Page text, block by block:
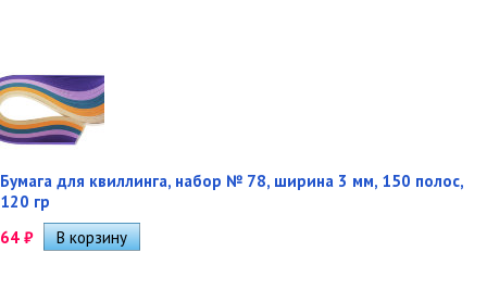
Бумага для квиллинга, набор № 78, ширина 3 мм, 150 полос,
120 гр
64 ₽